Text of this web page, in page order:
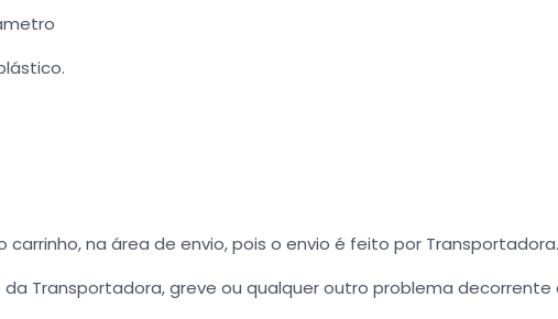
na área de envio, pois o envio é feito por Transportadora.
Transportadora, greve ou qualquer outro problema